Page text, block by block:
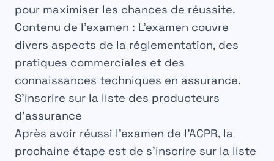
pour maximiser les chances de réussite.
Contenu de l’examen : L’examen couvre
divers aspects de la réglementation, des
pratiques commerciales et des
connaissances techniques en assurance.
S’inscrire sur la liste des producteurs
d’assurance
Après avoir réussi l’examen de l’ACPR, la
prochaine étape est de s’inscrire sur la liste